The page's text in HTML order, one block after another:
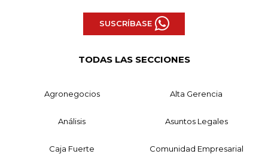
SUSCRÍBASE
TODAS LAS SECCIONES
Agronegocios Alta Gerencia
Análisis Asuntos Legales
Caja Fuerte Comunidad Empresarial